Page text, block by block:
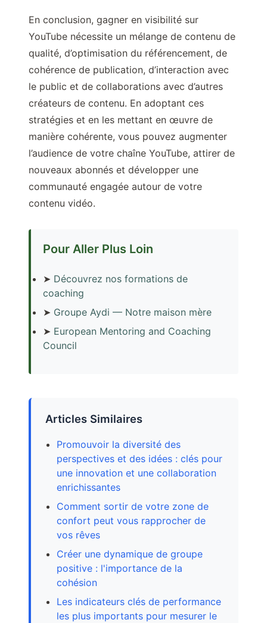
En conclusion, gagner en visibilité sur
YouTube nécessite un mélange de contenu de
qualité, d’optimisation du référencement, de
cohérence de publication, d’interaction avec
le public et de collaborations avec d’autres
créateurs de contenu. En adoptant ces
stratégies et en les mettant en œuvre de
manière cohérente, vous pouvez augmenter
l’audience de votre chaîne YouTube, attirer de
nouveaux abonnés et développer une
communauté engagée autour de votre
contenu vidéo.
Pour Aller Plus Loin
➤ Découvrez nos formations de
coaching
➤ Groupe Aydi — Notre maison mère
➤ European Mentoring and Coaching
Council
Articles Similaires
Promouvoir la diversité des
perspectives et des idées : clés pour
une innovation et une collaboration
enrichissantes
Comment sortir de votre zone de
confort peut vous rapprocher de
vos rêves
Créer une dynamique de groupe
positive : l'importance de la
cohésion
Les indicateurs clés de performance
les plus importants pour mesurer le